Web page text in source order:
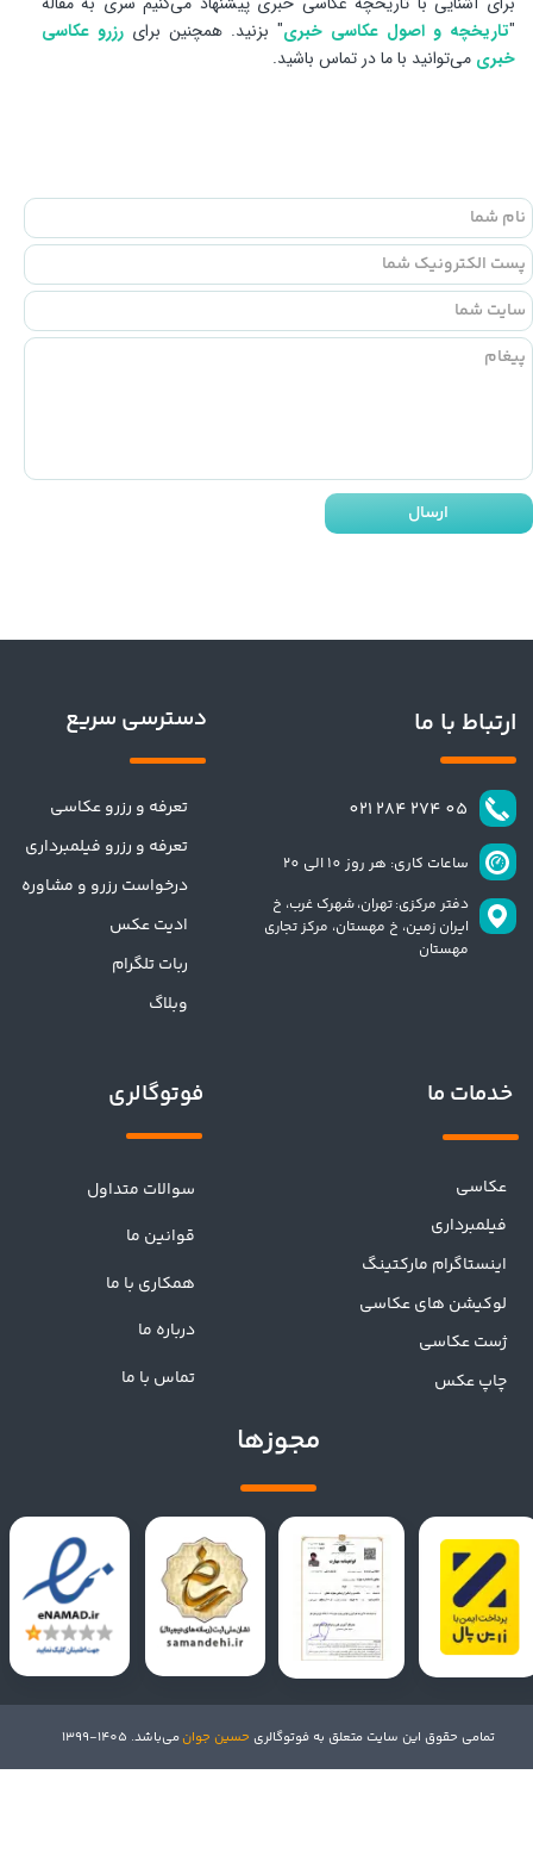
"تاریخچه و اصول عکاسی خبری" بزنید. همچنین برای رزرو عکاسی
خبری می‌توانید با ما در تماس باشید.
ارسال
تمامی حقوق این سایت متعلق به فوتوگالری حسین جوانمی‌باشد. 1405-1399
ارتباط با ما
ساعات کاری: هر روز 10 الی 20
​​05 274 284 021​​​​​​​
دفتر مرکزی: تهران،شهرک غرب، خ
ایران زمین، خ مهستان، مرکز تجاری
مهستان
عکاسی
فیلمبرداری
اینستاگرام مارکتینگ
لوکیشن های عکاسی
ژست عکاسی
چاپ عکس
خدمات ما
دسترسی سریع
تعرفه و رزرو عکاسی
تعرفه و رزرو فیلمبرداری
درخواست رزرو و مشاوره
ادیت عکس
ربات تلگرام
وبلاگ
سوالات متداول
قوانین ما
همکاری با ما
درباره ما
تماس با ما
فوتوگالری
مجوزها